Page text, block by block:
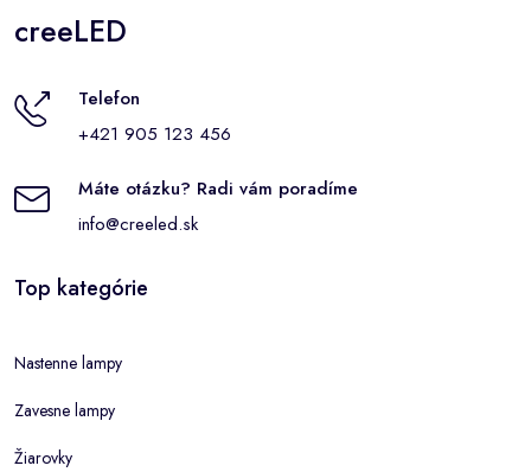
creeLED
Telefon
+421 905 123 456
Máte otázku? Radi vám poradíme
info@creeled.sk
Top kategórie
Nastenne lampy
Zavesne lampy
Žiarovky